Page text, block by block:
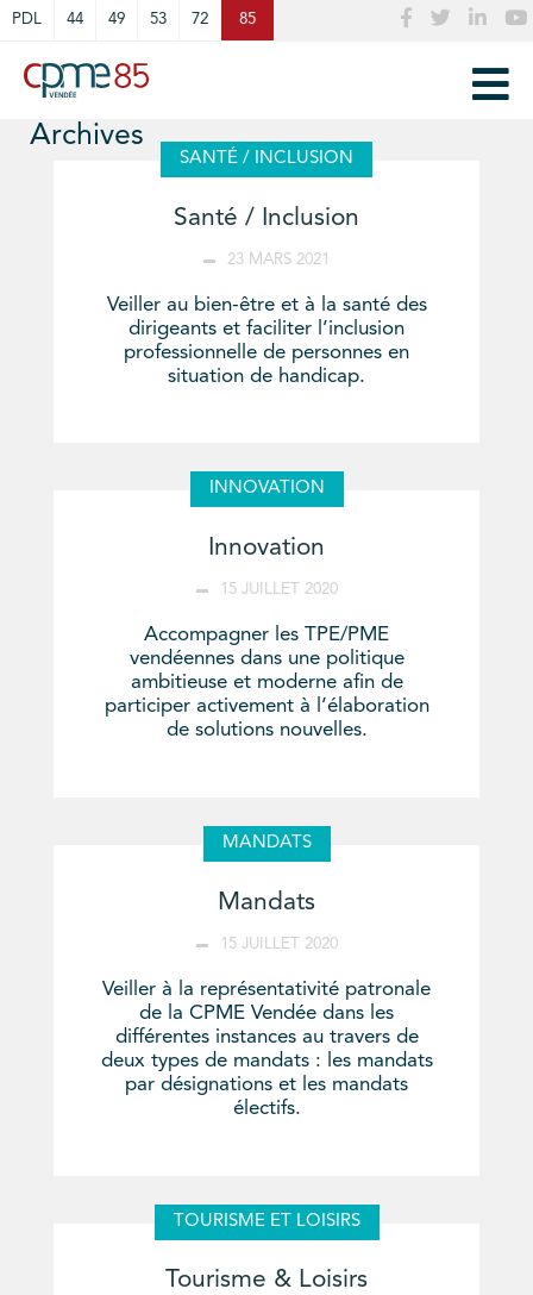
PDL 44 49 53 72 85
Archives
SANTÉ / INCLUSION
Santé / Inclusion
23 MARS 2021
Veiller au bien-être et à la santé des
dirigeants et faciliter l’inclusion
professionnelle de personnes en
situation de handicap.
INNOVATION
Innovation
15 JUILLET 2020
Accompagner les TPE/PME
vendéennes dans une politique
ambitieuse et moderne afin de
participer activement à l’élaboration
de solutions nouvelles.
MANDATS
Mandats
15 JUILLET 2020
Veiller à la représentativité patronale
de la CPME Vendée dans les
différentes instances au travers de
deux types de mandats : les mandats
par désignations et les mandats
électifs.
TOURISME ET LOISIRS
Tourisme & Loisirs
Cookies management panel